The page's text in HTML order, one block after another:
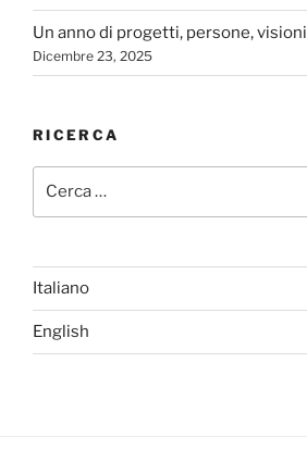
Un anno di progetti, persone, visioni
Dicembre 23, 2025
RICERCA
Italiano
English